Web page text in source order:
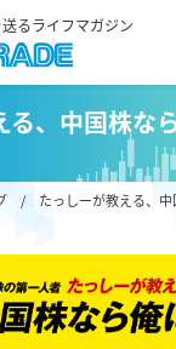
るライフマガジン
る、中国株な
/ たっしーが教える、中